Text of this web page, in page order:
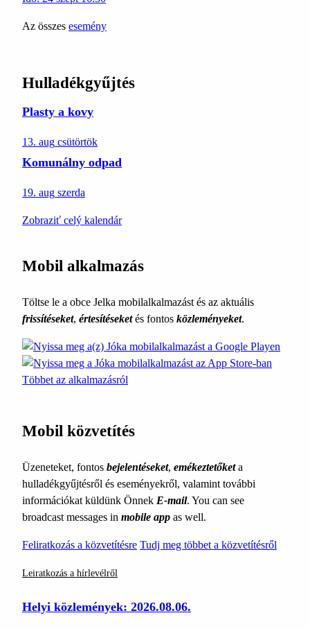
Az összes esemény
Hulladékgyűjtés
Plasty a kovy
13. aug csütörtök
Komunálny odpad
19. aug szerda
Zobraziť celý kalendár
Mobil alkalmazás
Töltse le a obce Jelka mobilalkalmazást és az aktuális
frissítéseket, értesítéseketés fontos közleményeket.
Többet az alkalmazásról
Mobil közvetítés
Üzeneteket, fontos bejelentéseket, emékeztetőketa
hulladékgyűjtésről és eseményekről, valamint további
információkat küldünk Önnek E-mail. You can see
broadcast messages in mobile app as well.
Feliratkozás a közvetítésre Tudj meg többet a közvetítésről
Leiratkozás a hírlevélről
Helyi közlemények: 2026.08.06.